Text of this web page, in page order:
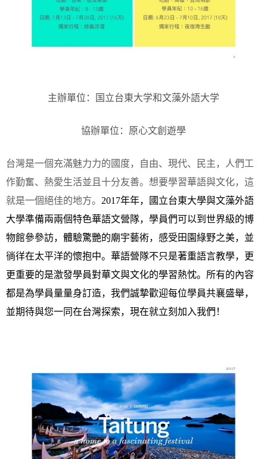
主辦單位：国立台東大学和文藻外語大学
協辦單位：原心文創遊學
台灣是一個充滿魅力力的國度，自由、現代、民主，人們工
作勤奮、熱愛生活並且十分友善。想要學習華語與文化，這
就是一個絕佳的地方。 2017年年，國立台東大學與文藻外語
大學準備兩兩個特色華語文營隊，學員們可以到世界級的博
物館參參訪，體驗驚艷的廟宇藝術，感受田園綠野之美，並
徜徉在太平洋的懷抱中。華語營隊不只是著重語言教學，更
更重要的是激發學員對華文與文化的學習熱忱。所有的內容
都是為學員量量身訂造，我們誠摯歡迎每位學員共襄盛舉，
並期待與您一同在台灣探索，現在就立刻加入我們！